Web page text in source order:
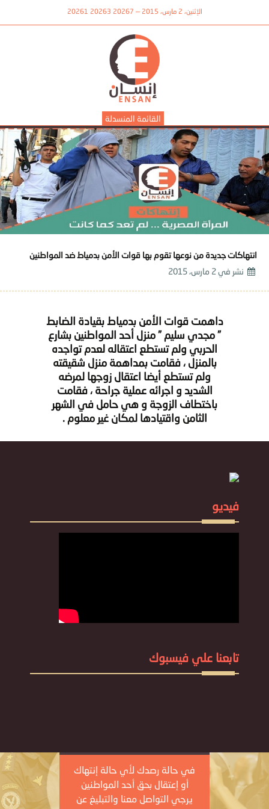
الإثنين، 2 مارس، 2015 — 20267 20263 20261
القائمة المنسدلة
انتهاكات جديدة من نوعها تقوم بها قوات الأمن بدمياط ضد المواطنين
نشر في 2 مارس، 2015
داهمت قوات الأمن بدمياط بقيادة الضابط
” مجدي سليم ” منزل أحد المواطنين بشارع
الحربي ولم تستطع اعتقاله لعدم تواجده
بالمنزل ، فقامت بمداهمة منزل شقيقته
ولم تستطع أيضا اعتقال زوجها لمرضه
الشديد و اجرائه عملية جراحة ، فقامت
باختطاف الزوجة و هي حامل في الشهر
الثامن واقتيادها لمكان غير معلوم .
فيديو
تابعنا علي فيسبوك
في حالة رصدك لأي حالة إنتهاك
أو إعتقال بحق أحد المواطنين
يرجي التواصل معنا والتبليغ عن